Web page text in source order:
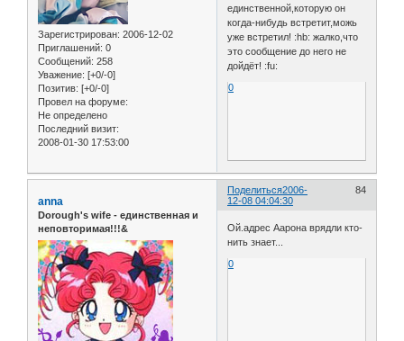
Зарегистрирован: 2006-12-02
Приглашений: 0
Сообщений: 258
Уважение: [+0/-0]
Позитив: [+0/-0]
Провел на форуме:
Не определено
Последний визит:
2008-01-30 17:53:00
единственной,которую он
когда-нибудь встретит,можь
уже встретил! :hb: жалко,что
это сообщение до него не
дойдёт! :fu:
0
Поделиться 84
2006-
12-08 04:04:30
anna
Dorough's wife - единственная и
неповторимая!!!&
Ой.адрес Аарона врядли кто-
нить знает...
0